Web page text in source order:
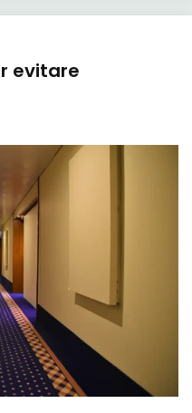
evitare